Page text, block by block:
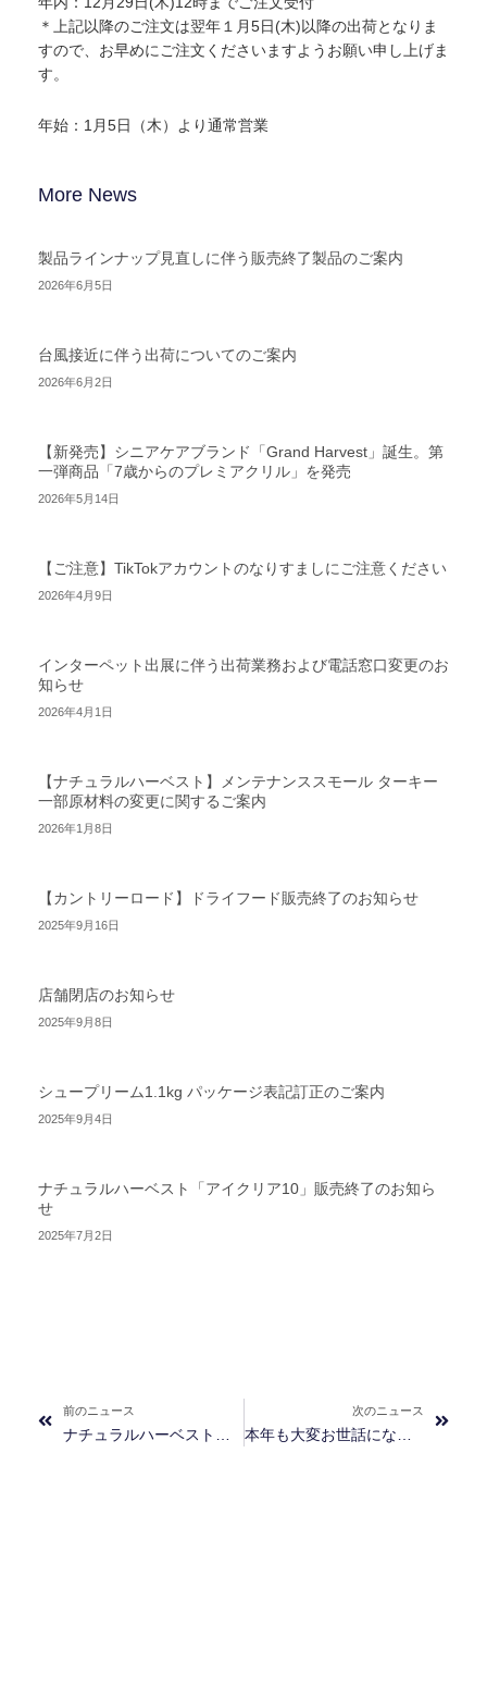
＊上記以降のご注文は翌年１月5日(木)以降の出荷となりま
すので、お早めにご注文くださいますようお願い申し上げま
す。
年始：1月5日（木）より通常営業
More News
製品ラインナップ見直しに伴う販売終了製品のご案内
2026年6月5日
台風接近に伴う出荷についてのご案内
2026年6月2日
【新発売】シニアケアブランド「Grand Harvest」誕生。第
一弾商品「7歳からのプレミアクリル」を発売
2026年5月14日
【ご注意】TikTokアカウントのなりすましにご注意ください
2026年4月9日
インターペット出展に伴う出荷業務および電話窓口変更のお
知らせ
2026年4月1日
【ナチュラルハーベスト】メンテナンススモール ターキー
一部原材料の変更に関するご案内
2026年1月8日
【カントリーロード】ドライフード販売終了のお知らせ
2025年9月16日
店舗閉店のお知らせ
2025年9月8日
シュープリーム1.1kg パッケージ表記訂正のご案内
2025年9月4日
ナチュラルハーベスト「アイクリア10」販売終了のお知ら
せ
2025年7月2日
前のニュース 次のニュース